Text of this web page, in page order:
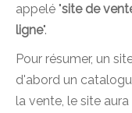
appelé "site de
ligne".
Pour résumer, un
d'abord un
la vente, le site